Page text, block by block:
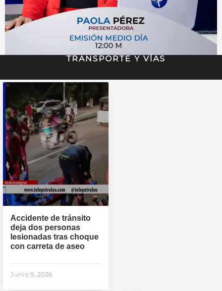
TRANSPORTE Y VÍAS
Accidente de tránsito
deja dos personas
lesionadas tras choque
con carreta de aseo
Junio 9, 2026